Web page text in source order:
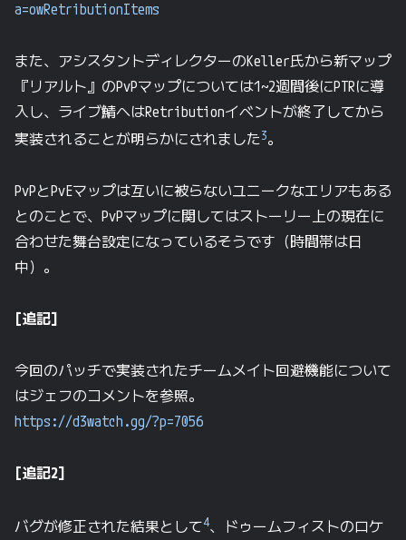
a=owRetributionItems
また、アシスタントディレクターのKeller氏から新マップ
『リアルト』のPvPマップについては1~2週間後にPTRに導
入し、ライブ鯖へはRetributionイベントが終了してから
実装されることが明らかにされました3。
PvPとPvEマップは互いに被らないユニークなエリアもある
とのことで、PvPマップに関してはストーリー上の現在に
合わせた舞台設定になっているそうです（時間帯は日
中）。
[追記]
今回のパッチで実装されたチームメイト回避機能について
はジェフのコメントを参照。
https://d3watch.gg/?p=7056
[追記2]
バグが修正された結果として4、ドゥームフィストのロケ